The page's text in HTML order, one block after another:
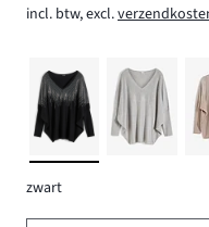
incl. btw, excl.
zwart